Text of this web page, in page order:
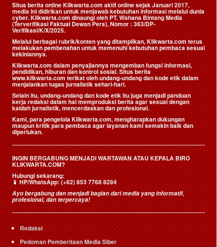
Situs berita online Klikwarta.com aktif online sejak Januari 2017,
media ini didirikan untuk menjawab kebutuhan informasi melalui dunia
cyber. Klikwarta.com dinaungi oleh PT. Wahana Bintang Media
(Terverifikasi Faktual Dewan Pers), Nomor : 363/DP-
Verifikasi/K/X/2025.
Melalui berbagai rubrik/konten yang ditampilkan, Klikwarta.com terus
melakukan pembenahan untuk memenuhi kebutuhan pembaca sesuai
kekiniannya.
Klikwarta.com dalam penyajiannya mengemban fungsi informasi,
pendidikan, hiburan dan kontrol sosial. Situs berita
www.klikwarta.com terikat oleh undang-undang dan kode etik dalam
menjalankan tugas jurnalistik sehari-hari.
Selain itu, undang-undang dan kode etik itu juga menjadi panduan
kerja redaksi dalam hal memproduksi berita agar sesuai dengan
kaidah jurnalistik, mencerdaskan dan profesional.
Kami, para pengelola Klikwarta.com, mengharapkan dukungan
maupun kritik para pembaca agar layanan kami semakin baik dan
diperlukan.
INGIN BERGABUNG MENJADI WARTAWAN ATAU KEPALA BIRO
KLIKWARTA.COM?
Hubungi sekarang:
📱HP/WhatsApp:(+62) 853 7768 8284
Ayo bergabung dan menjadi bagian dari media yang informatif,
profesional, dan terpercaya!
Redaksi
Pedoman Pemberitaan Media Siber